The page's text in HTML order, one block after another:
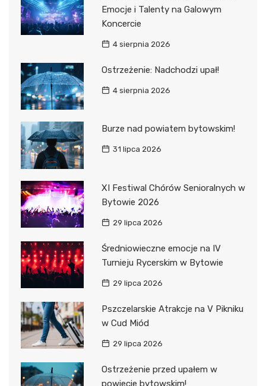
Emocje i Talenty na Galowym
Koncercie
4 sierpnia 2026
Ostrzeżenie: Nadchodzi upał!
4 sierpnia 2026
Burze nad powiatem bytowskim!
31 lipca 2026
XI Festiwal Chórów Senioralnych w
Bytowie 2026
29 lipca 2026
Średniowieczne emocje na IV
Turnieju Rycerskim w Bytowie
29 lipca 2026
Pszczelarskie Atrakcje na V Pikniku
w Cud Miód
29 lipca 2026
Ostrzeżenie przed upałem w
powiecie bytowskim!